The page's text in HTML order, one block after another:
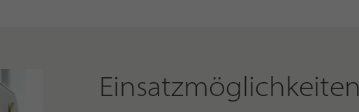
Einsatzmöglichkeiten